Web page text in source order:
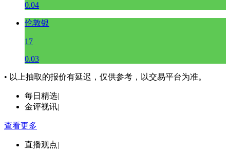
0.04
伦敦银
17
0.03
• 以上抽取的报价有延迟，仅供参考，以交易平台为准。
每日精选|
金评视讯|
查看更多
直播观点|